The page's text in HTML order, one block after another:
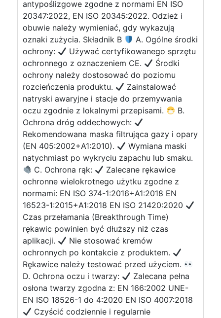
antypoślizgowe zgodne z normami EN ISO
20347:2022, EN ISO 20345:2022. Odzież i
obuwie należy wymieniać, gdy wykazują
oznaki zużycia. Składnik B
A. Ogólne środki
ochrony:
Używać certyfikowanego sprzętu
ochronnego z oznaczeniem CE.
Środki
ochrony należy dostosować do poziomu
rozcieńczenia produktu.
Zainstalować
natryski awaryjne i stacje do przemywania
oczu zgodnie z lokalnymi przepisami.
B.
Ochrona dróg oddechowych:
Rekomendowana maska filtrująca gazy i opary
(EN 405:2002+A1:2010).
Wymiana maski
natychmiast po wykryciu zapachu lub smaku.
C. Ochrona rąk:
Zalecane rękawice
ochronne wielokrotnego użytku zgodne z
normami: EN ISO 374-1:2016+A1:2018 EN
16523-1:2015+A1:2018 EN ISO 21420:2020
Czas przełamania (Breakthrough Time)
rękawic powinien być dłuższy niż czas
aplikacji.
Nie stosować kremów
ochronnych po kontakcie z produktem.
Rękawice należy testować przed użyciem.
D. Ochrona oczu i twarzy:
Zalecana pełna
osłona twarzy zgodna z: EN 166:2002 UNE-
EN ISO 18526-1 do 4:2020 EN ISO 4007:2018
Czyścić codziennie i regularnie